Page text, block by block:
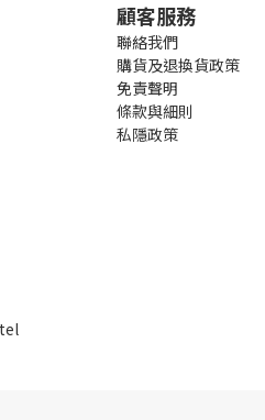
顧客服務
聯絡我們
購貨及退換貨政策
免責聲明
條款與細則
私隱政策